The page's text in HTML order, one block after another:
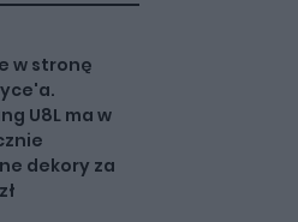
w stronę
U8L ma w
dekory za